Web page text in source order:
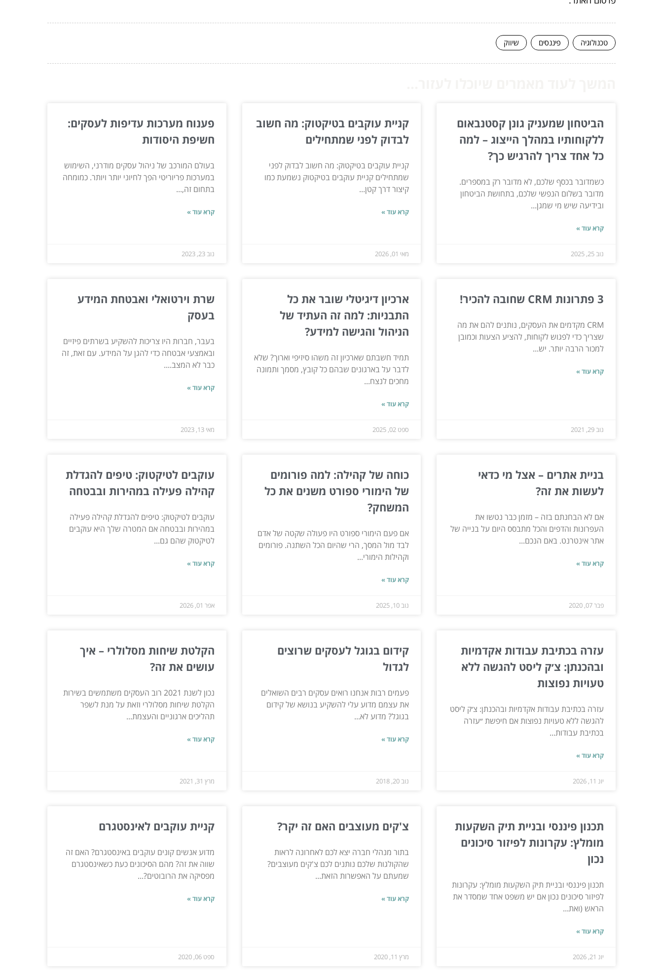
טכנולוגיה פיננסים שיווק
הביטחון שמעניק גונן קסטנבאום
ללקוחותיו במהלך הייצוג – למה
כל אחד צריך להרגיש כך?
כשמדובר בכסף שלכם, לא מדובר רק במספרים.
מדובר בשלום הנפשי שלכם, בתחושת הביטחון
ובידיעה שיש מי שמגן...
קרא עוד »
נוב 25, 2025
קניית עוקבים בטיקטוק: מה חשוב
לבדוק לפני שמתחילים
קניית עוקבים בטיקטוק: מה חשוב לבדוק לפני
שמתחילים קניית עוקבים בטיקטוק נשמעת כמו
קיצור דרך קטן...
קרא עוד »
מאי 01, 2026
פענוח מערכות עדיפות לעסקים:
חשיפת היסודות
בעולם המורכב של ניהול עסקים מודרני, השימוש
במערכות פריוריטי הפך לחיוני יותר ויותר. כמומחה
בתחום זה,...
קרא עוד »
נוב 23, 2023
3 פתרונות CRM שחובה להכיר!
CRM מקדמים את העסקים, נותנים להם את מה
שצריך כדי לפגוש לקוחות, להציע הצעות וכמובן
למכור הרבה יותר. יש...
קרא עוד »
נוב 29, 2021
ארכיון דיגיטלי שובר את כל
התבניות: למה זה העתיד של
הניהול והגישה למידע?
תמיד חשבתם שארכיון זה משהו סיזיפי וארוך? שלא
לדבר על בארגונים שבהם כל קובץ, מסמך ותמונה
מחכים לנצח...
קרא עוד »
ספט 02, 2025
שרת וירטואלי ואבטחת המידע
בעסק
בעבר, חברות היו צריכות להשקיע בשרתים פיזיים
ובאמצעי אבטחה כדי להגן על המידע. עם זאת, זה
כבר לא המצב....
קרא עוד »
מאי 13, 2023
בניית אתרים – אצל מי כדאי
לעשות את זה?
אם לא הבחנתם בזה – מזמן כבר נטשו את
העפרונות והדפים והכל מתבסס היום על בנייה של
אתר אינטרנט. באם הנכם...
קרא עוד »
פבר 07, 2020
כוחה של קהילה: למה פורומים
של הימורי ספורט משנים את כל
המשחק?
אם פעם הימורי ספורט היו פעולה שקטה של אדם
לבד מול המסך, הרי שהיום הכל השתנה. פורומים
וקהילות הימורי...
קרא עוד »
נוב 10, 2025
עוקבים לטיקטוק: טיפים להגדלת
קהילה פעילה במהירות ובבטחה
עוקבים לטיקטוק: טיפים להגדלת קהילה פעילה
במהירות ובבטחה אם המטרה שלך היא עוקבים
לטיקטוק שהם גם...
קרא עוד »
אפר 01, 2026
עזרה בכתיבת עבודות אקדמיות
ובהכנתן: צ׳ק ליסט להגשה ללא
טעויות נפוצות
עזרה בכתיבת עבודות אקדמיות ובהכנתן: צ׳ק ליסט
להגשה ללא טעויות נפוצות אם חיפשת ״עזרה
בכתיבת עבודות...
קרא עוד »
יונ 11, 2026
קידום בגוגל לעסקים שרוצים
לגדול
פעמים רבות אנחנו רואים עסקים רבים השואלים
את עצמם מדוע עלי להשקיע בנושא של קידום
בגוגל? מדוע לא...
קרא עוד »
נוב 20, 2018
הקלטת שיחות מסלולרי – איך
עושים את זה?
נכון לשנת 2021 רוב העסקים משתמשים בשירות
הקלטת שיחות מסלולרי וזאת על מנת לשפר
תהליכים ארגוניים והעצמת...
קרא עוד »
מרץ 31, 2021
תכנון פיננסי ובניית תיק השקעות
מומלץ: עקרונות לפיזור סיכונים
נכון
תכנון פיננסי ובניית תיק השקעות מומלץ: עקרונות
לפיזור סיכונים נכון אם יש משפט אחד שמסדר את
הראש (ואת...
קרא עוד »
יונ 21, 2026
צ'קים מעוצבים האם זה יקר?
בתור מנהלי חברה יצא לכם לאחרונה לראות
שהקולגות שלכם נותנים לכם צ'קים מעוצבים?
שמעתם על האפשרות הזאת...
קרא עוד »
מרץ 11, 2020
קניית עוקבים לאינסטגרם
מדוע אנשים קונים עוקבים באינסטגרם? האם זה
שווה את זה? מהם הסיכונים כעת כשאינסטגרם
מפסיקה את הרובוטים?...
קרא עוד »
ספט 06, 2020